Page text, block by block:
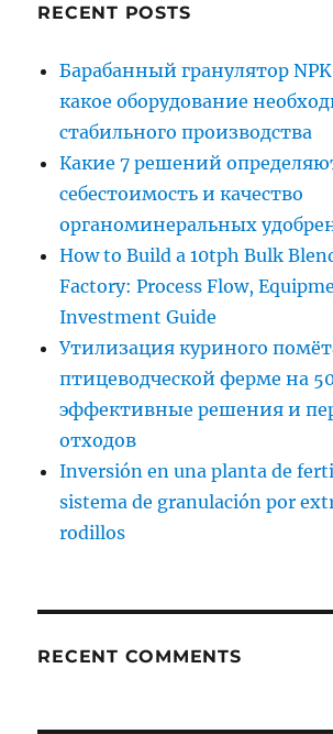
RECENT POSTS
Барабанный гранулятор
какое оборудование
стабильного производства
Какие 7 решений
себестоимость и качество
органоминеральных
How to Build a 10tph Bulk
Factory: Process Flow,
Investment Guide
Утилизация куриного
птицеводческой ферме на
эффективные решения и
отходов
Inversión en una planta de
sistema de granulación por
rodillos
RECENT COMMENTS